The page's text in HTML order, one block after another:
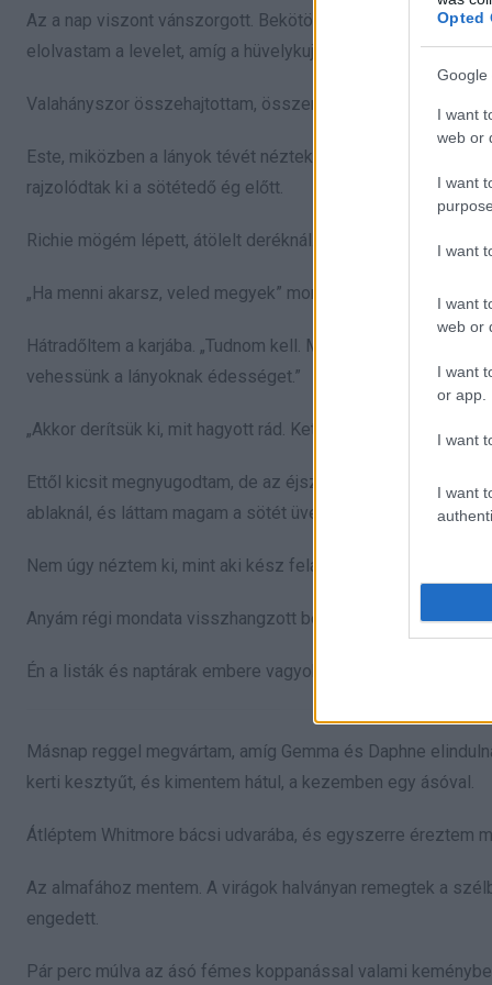
Opted
Google
I want
web or
I want
I want
I want
web or
I want
or app.
I want
I want
Az a nap viszont vánszorgott. Bekötöttem a cipőmet,
elolvastam a levelet, amíg a hüvelykujjam el nem maszatolta
Valahányszor összehajtottam, összerándult bennem valami.
Este, miközben a lányok tévét néztek, Richie pedig
rajzolódtak ki a sötétedő ég előtt.
Richie mögém lépett, átölelt deréknál.
„Ha menni akarsz, veled megyek” mondta. „Nem kell egyedül
Hátradőltem a karjába. „Tudnom kell. Mindig kedves volt.
vehessünk a lányoknak édességet.”
„Akkor derítsük ki, mit hagyott rád. Ketten” felelte, aztán
Ettől kicsit megnyugodtam, de az éjszaka így is szétesett.
ablaknál, és láttam magam a sötét üvegben, kifakult gumis
Nem úgy néztem ki, mint aki kész felásni a múltat.
Anyám régi mondata visszhangzott bennem: „Azt nem lehet
Én a listák és naptárak embere vagyok, nem a titkoké.
Másnap reggel megvártam, amíg Gemma és Daphne
kerti kesztyűt, és kimentem hátul, a kezemben egy ásóval.
Átléptem Whitmore bácsi udvarába, és egyszerre éreztem
Az almafához mentem. A virágok halványan remegtek a
engedett.
Pár perc múlva az ásó fémes koppanással valami